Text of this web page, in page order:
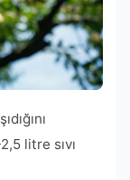
litre sıvı